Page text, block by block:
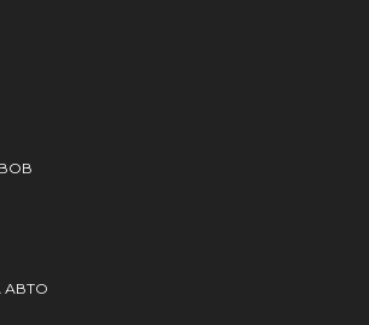
АВТО